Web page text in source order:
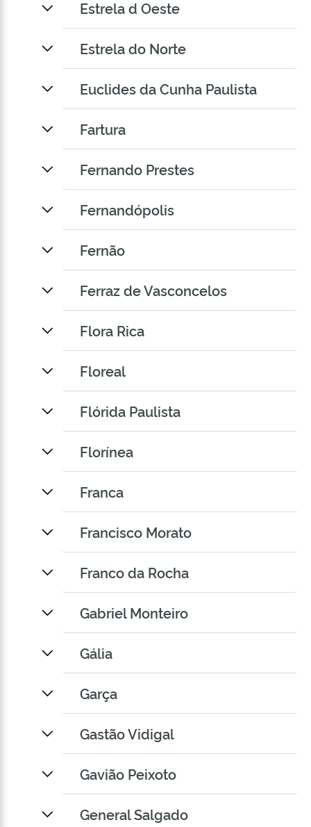
Estrela d Oeste
Estrela do Norte
Euclides da Cunha Paulista
Fartura
Fernando Prestes
Fernandópolis
Fernão
Ferraz de Vasconcelos
Flora Rica
Floreal
Flórida Paulista
Florínea
Franca
Francisco Morato
Franco da Rocha
Gabriel Monteiro
Gália
Garça
Gastão Vidigal
Gavião Peixoto
General Salgado